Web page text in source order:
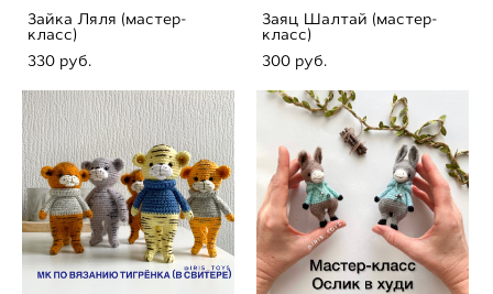
Зайка Ляля (мастер-
класс)
330 pуб.
Заяц Шалтай (мастер-
класс)
300 pуб.